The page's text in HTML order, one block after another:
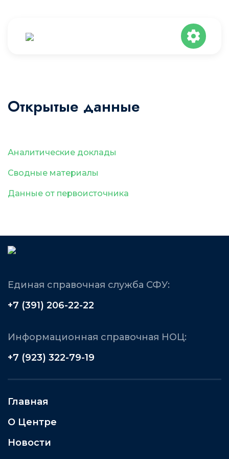
Открытые данные
Аналитические доклады
Сводные материалы
Данные от первоисточника
Единая справочная служба СФУ:
+7 (391) 206-22-22
Информационная справочная НОЦ:
+7 (923) 322-79-19
Главная
О Центре
Новости